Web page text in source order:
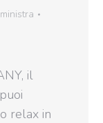
il
relax in